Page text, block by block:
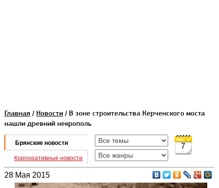
Главная / Новости/ В зоне строительства Керченского моста
нашли древний некрополь
Брянские новости
Корпоративные новости
7
28 Мая 2015